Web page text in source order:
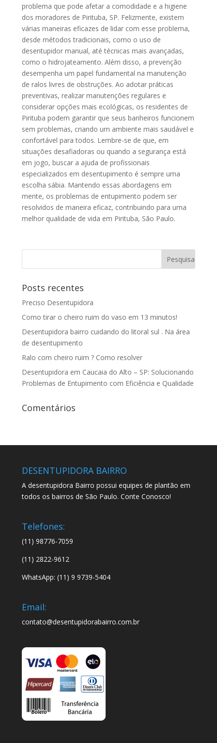
problema que pode afetar a comodidade e a higiene
dos moradores de Pirituba, SP. Felizmente, existem
várias maneiras eficazes de lidar com esse problema,
desde métodos tradicionais, como o uso de
desentupidor manual, até técnicas mais avançadas,
como o hidrojateamento. Além disso, a prevenção
desempenha um papel fundamental na manutenção
de ralos livres de obstruções. Ao adotar práticas
preventivas, realizar manutenções regulares e
considerar opções mais ecológicas, os residentes de
Pirituba podem garantir que seus banheiros funcionem
sem problemas, criando um ambiente mais saudável e
confortável para todos. Lembre-se de que, em
situações desafiadoras ou quando a segurança está
em jogo, buscar a ajuda de profissionais
especializados em desentupimento é sempre uma
escolha sábia. Mantendo essas abordagens em
mente, os problemas de entupimento podem ser
resolvidos de maneira eficaz, contribuindo para uma
melhor qualidade de vida em Pirituba, São Paulo.
Posts recentes
Preciso Desentupidora
Como tirar o cheiro ruim do vaso em 13 minutos!
Desentupidora bairro cuidando do litoral sul . Na área
de desentupimento
Ralo com cheiro ruim ? Como resolver
Desentupidora em Caucaia do Alto – SP: Solucionando
Problemas de Entupimento com Eficiência e Qualidade
Comentários
DESENTUPIDORA BAIRRO
A desentupidora Bairro possui equipes de plantão em
todos os bairros de São Paulo. Conte Conosco!
Telefones:
(11) 98776-7059
(11) 2822-9612
WhatsApp: (11) 9 9739-5404
Email:
contato@desentupidorabairro.com.br